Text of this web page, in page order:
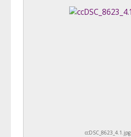
ccDSC_8623_4.1.jpg